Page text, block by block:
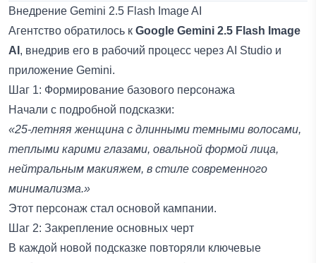
Внедрение Gemini 2.5 Flash Image AI
Агентство обратилось к Google Gemini 2.5 Flash Image
AI , внедрив его в рабочий процесс через AI Studio и
приложение Gemini.
Шаг 1: Формирование базового персонажа
Начали с подробной подсказки:
«25-летняя женщина с длинными темными волосами,
теплыми карими глазами, овальной формой лица,
нейтральным макияжем, в стиле современного
минимализма.»
Этот персонаж стал основой кампании.
Шаг 2: Закрепление основных черт
В каждой новой подсказке повторяли ключевые